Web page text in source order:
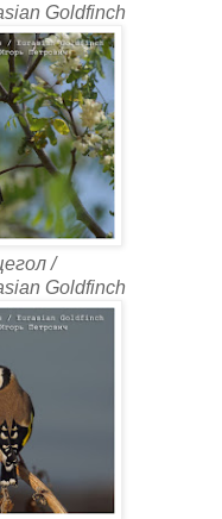
Goldfinch
/
Goldfinch